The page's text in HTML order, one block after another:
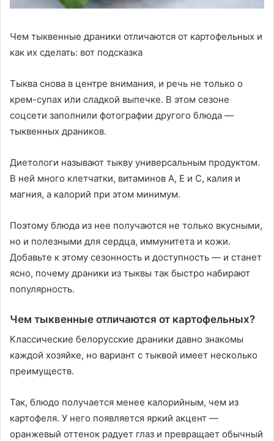
Чем тыквенные драники отличаются от картофельных и
как их сделать: вот подсказка
Тыква снова в центре внимания, и речь не только о
крем-супах или сладкой выпечке. В этом сезоне
соцсети заполнили фотографии другого блюда —
тыквенных драников.
Диетологи называют тыкву универсальным продуктом.
В ней много клетчатки, витаминов А, Е и С, калия и
магния, а калорий при этом минимум.
Поэтому блюда из нее получаются не только вкусными,
но и полезными для сердца, иммунитета и кожи.
Добавьте к этому сезонность и доступность — и станет
ясно, почему драники из тыквы так быстро набирают
популярность.
Чем тыквенные отличаются от картофельных?
Классические белорусские драники давно знакомы
каждой хозяйке, но вариант с тыквой имеет несколько
преимуществ.
Так, блюдо получается менее калорийным, чем из
картофеля. У него появляется яркий акцент —
оранжевый оттенок радует глаз и превращает обычный